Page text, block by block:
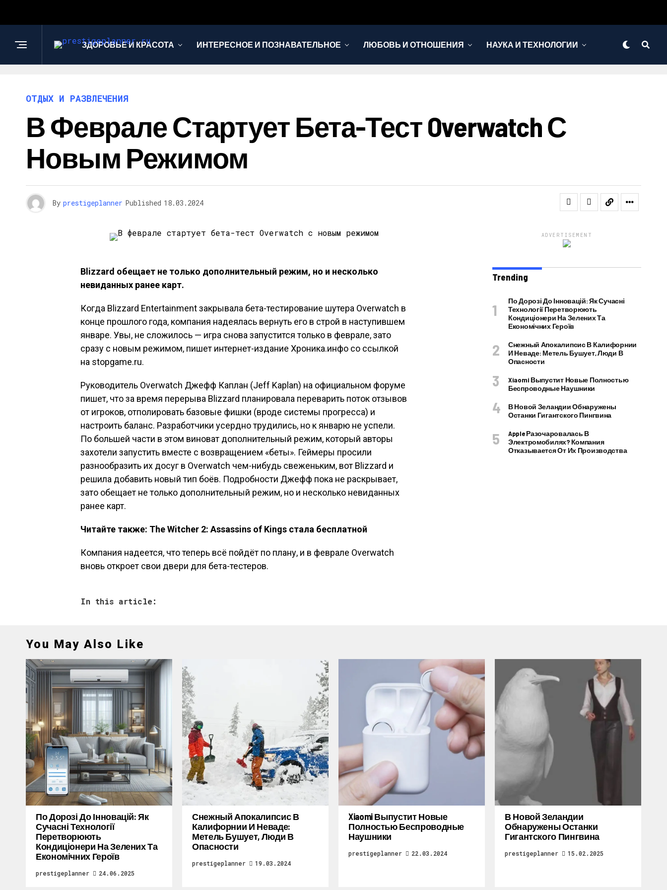
ЗДОРОВЬЕ И КРАСОТА ИНТЕРЕСНОЕ И ПОЗНАВАТЕЛЬНОЕ ЛЮБОВЬ И ОТНОШЕНИЯ НАУКА И ТЕХНОЛОГИИ
ОТДЫХ И РАЗВЛЕЧЕНИЯ
В Феврале Стартует Бета-Тест Overwatch С
Новым Режимом
By prestigeplanner Published 18.03.2024
Blizzard обещает не только дополнительный режим, но и несколько
невиданных ранее карт.
Когда Blizzard Entertainment закрывала бета-тестирование шутера Overwatch в
конце прошлого года, компания надеялась вернуть его в строй в наступившем
январе. Увы, не сложилось — игра снова запустится только в феврале, зато
сразу с новым режимом, пишет интернет-издание Хроника.инфо со ссылкой
на stopgame.ru.
Руководитель Overwatch Джефф Каплан (Jeff Kaplan) на официальном форуме
пишет, что за время перерыва Blizzard планировала переварить поток отзывов
от игроков, отполировать базовые фишки (вроде системы прогресса) и
настроить баланс. Разработчики усердно трудились, но к январю не успели.
По большей части в этом виноват дополнительный режим, который авторы
захотели запустить вместе с возвращением «беты». Геймеры просили
разнообразить их досуг в Overwatch чем-нибудь свеженьким, вот Blizzard и
решила добавить новый тип боёв. Подробности Джефф пока не раскрывает,
зато обещает не только дополнительный режим, но и несколько невиданных
ранее карт.
Читайте также: The Witcher 2: Assassins of Kings стала бесплатной
Компания надеется, что теперь всё пойдёт по плану, и в феврале Overwatch
вновь откроет свои двери для бета-тестеров.
In this article:
ADVERTISEMENT
Trending
По Дорозі До Інновацій: Як Сучасні
Технології Перетворюють
Кондиціонери На Зелених Та
Економічних Героїв
Снежный Апокалипсис В Калифорнии
И Неваде: Метель Бушует, Люди В
Опасности
Xiaomi Выпустит Новые Полностью
Беспроводные Наушники
В Новой Зеландии Обнаружены
Останки Гигантского Пингвина
Apple Разочаровалась В
Электромобилях? Компания
Отказывается От Их Производства
You May Also Like
По Дорозі До Інновацій: Як
Сучасні Технології
Перетворюють
Кондиціонери На Зелених Та
Економічних Героїв
prestigeplanner 24.06.2025
Снежный Апокалипсис В
Калифорнии И Неваде:
Метель Бушует, Люди В
Опасности
prestigeplanner 19.03.2024
Xiaomi Выпустит Новые
Полностью Беспроводные
Наушники
prestigeplanner 22.03.2024
В Новой Зеландии
Обнаружены Останки
Гигантского Пингвина
prestigeplanner 15.02.2025